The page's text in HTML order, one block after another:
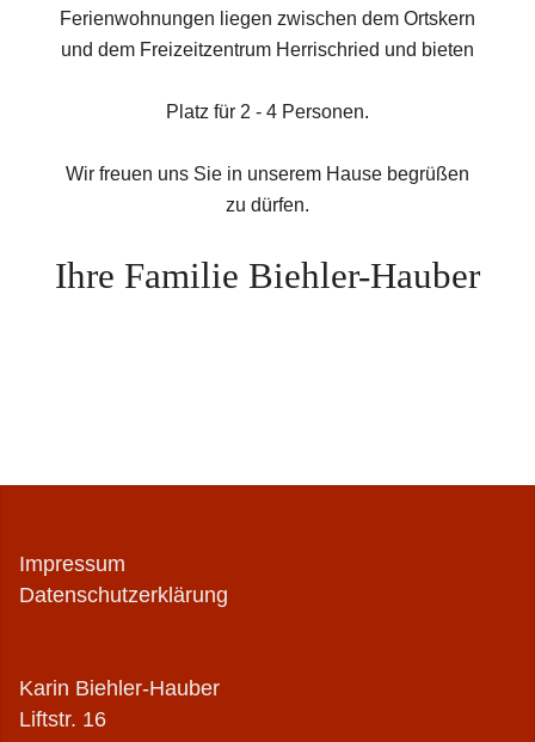
Ferienwohnungen liegen zwischen dem Ortskern
und dem Freizeitzentrum Herrischried und bieten
Platz für 2 - 4 Personen.
Wir freuen uns Sie in unserem Hause begrüßen
zu dürfen.
Ihre Familie Biehler-Hauber
Impressum
Datenschutzerklärung
Karin Biehler-Hauber
Liftstr. 16